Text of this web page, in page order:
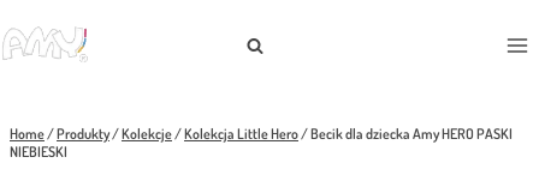
to
content
Home/Produkty/Kolekcje/Kolekcja Little Hero/Becik dla dziecka Amy HERO PASKI
NIEBIESKI